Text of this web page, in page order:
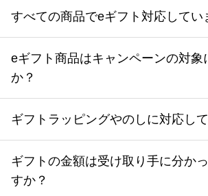
すべての商品でeギフト対応してい
eギフト商品はキャンペーンの対象
か？
ギフトラッピングやのしに対応し
ギフトの金額は受け取り手に分か
すか？